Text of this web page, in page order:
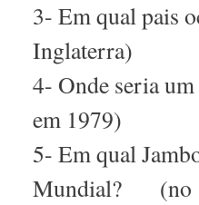
3- Em qual pais
Inglaterra)
4- Onde seria
em 1979)
5- Em qual
Mundial? (no